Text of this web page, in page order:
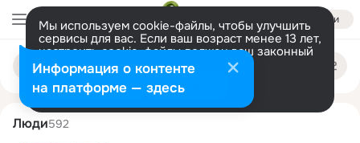
Войти
Мы используем cookie-файлы, чтобы улучшить
сервисы для вас. Если ваш возраст менее 13 лет,
настроить cookie-файлы должен ваш законный
представитель. Больше информации
Разрешить все Настроить
Поиск
людям
nina konstantinova
Люди592
Информация о контенте
на платформе — здесь